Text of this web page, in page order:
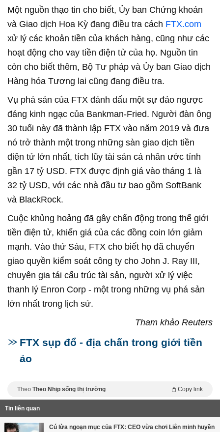
Một nguồn thạo tin cho biết, Ủy ban Chứng khoán
và Giao dịch Hoa Kỳ đang điều tra cách FTX.com
xử lý các khoản tiền của khách hàng, cũng như các
hoạt động cho vay tiền điện tử của họ. Nguồn tin
còn cho biết thêm, Bộ Tư pháp và Ủy ban Giao dịch
Hàng hóa Tương lai cũng đang điều tra.
Vụ phá sản của FTX đánh dấu một sự đảo ngược
đáng kinh ngạc của Bankman-Fried. Người đàn ông
30 tuổi này đã thành lập FTX vào năm 2019 và đưa
nó trở thành một trong những sàn giao dịch tiền
điện tử lớn nhất, tích lũy tài sản cá nhân ước tính
gần 17 tỷ USD. FTX được định giá vào tháng 1 là
32 tỷ USD, với các nhà đầu tư bao gồm SoftBank
và BlackRock.
Cuộc khủng hoảng đã gây chấn động trong thế giới
tiền điện tử, khiến giá của các đồng coin lớn giảm
mạnh. Vào thứ Sáu, FTX cho biết họ đã chuyển
giao quyền kiểm soát công ty cho John J. Ray III,
chuyên gia tái cấu trúc tài sản, người xử lý việc
thanh lý Enron Corp - một trong những vụ phá sản
lớn nhất trong lịch sử.
Tham khảo Reuters
FTX sụp đổ - địa chấn trong giới tiền
ảo
Theo Theo Nhịp sống thị trường Copy link
Tin liên quan
Cú lừa ngoạn mục của FTX: CEO vừa chơi Liên minh huyền